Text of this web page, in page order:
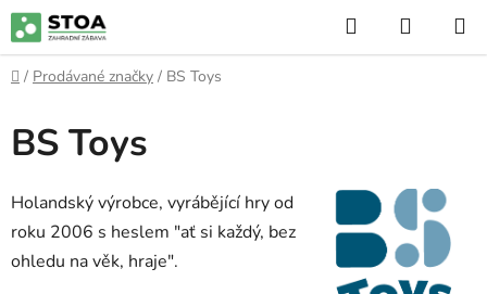
Přejít
na
obsah
Hledat
KOŠÍK
Domů
/ Prodávané značky / BS Toys
BS Toys
Holandský výrobce, vyrábějící hry od
roku 2006 s heslem "ať si každý, bez
ohledu na věk, hraje".